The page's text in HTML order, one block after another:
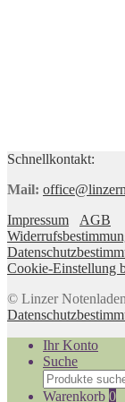
Schnellkontakt:
Mail:
Impressum
AGB
Cookie-Einstellung
© Linzer
Ihr Konto
Suche
Suchen
nach:
Warenkorb 0